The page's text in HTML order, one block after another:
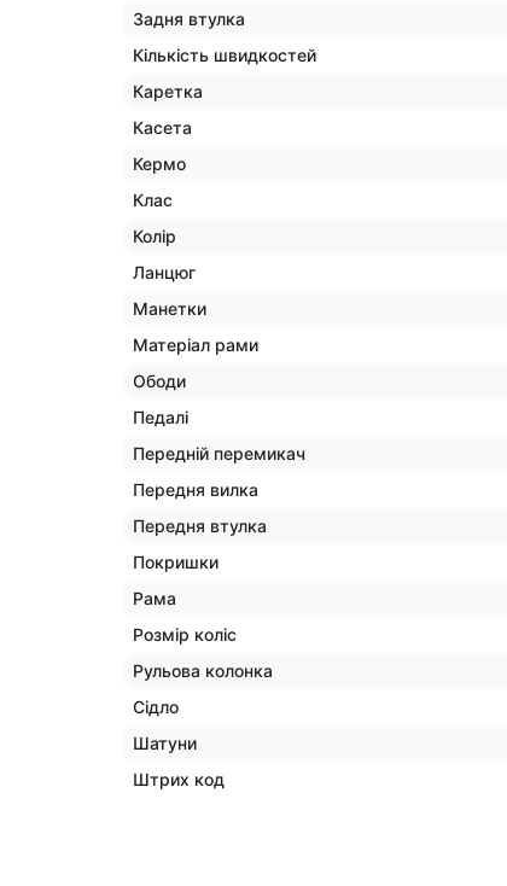
Задня втулка
Кількість швидкостей
Каретка
Касета
Кермо
Клас
Колір
Ланцюг
Манетки
Матеріал рами
Ободи
Педалі
Передній перемикач
Передня вилка
Передня втулка
Покришки
Рама
Розмір коліс
Рульова колонка
Сідло
Шатуни
Штрих код